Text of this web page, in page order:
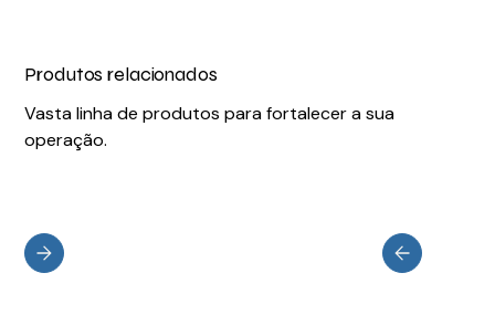
Produtos relacionados
Vasta linha de produtos para fortalecer a sua
operação.